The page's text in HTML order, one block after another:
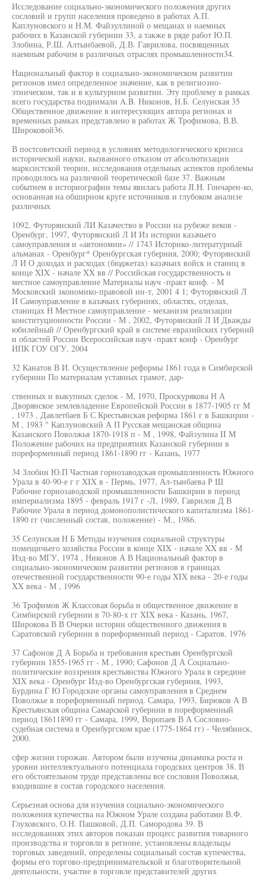
Исследование социально-экономического положения других
сословий и групп населения проведено в работах А.П.
Каплуновского и Н.М. Файзуллиной о мещанах и наемных
рабочих в Казанской губернии 33, а также в ряде работ Ю.П.
Злобина, Р.Ш. Алтынбаевой, Д.В. Гаврилова, посвященных
наемным рабочим в различных отраслях промышленности34.
Национальный фактор в социально-экономическом развитии
регионов имел определенное значение, как в религиозно-
этническом, так и в культурном развитии. Эту проблему в рамках
всего государства поднимали A.B. Никонов, Н.Б. Селунская 35
Общественное движение в интересующих автора регионах и
временных рамках представлено в работах Ж Трофимова, В.В.
Широковой36.
В постсоветский период в условиях методологического кризиса
исторической науки, вызванного отказом от абсолютизации
марксистской теории, исследования отдельных аспектов проблемы
проводилось на различной теоретической базе 37. Важным
событием в историографии темы явилась работа JI.H. Гончарен-ко,
основанная на обширном круге источников и глубоком анализе
различных
1092, Футорянский ЛИ Казачество в России на рубеже веков -
Оренбург, 1997, Футорянский Л И Из истории казачьего
самоуправления и «автономии» // 1743 Историко-литературный
альманах - Оренбург* Оренбургская губерния, 2000; Футорянский
Л И О доходах и расходах (бюджетах) казачьих войск и станиц в
конце XIX - начале XX вв // Российская государственность и
местное самоуправление Материалы науч -практ конф. - М
Московский зкономико-правовой ин-т, 2001 4 1; Футорянский Л
И Самоуправление в казачьих губерниях, областях, отделах,
станицах Н Местное самоуправление - механизм реализации
конституционности России - М , 2002, Футорянский Л И Дважды
юбилейный // Оренбургский край в системе евразийских губерний
и областей России Всероссийская науч -практ конф - Оренбург
ИПК ГОУ ОГУ, 2004
32 Канатов В И. Осуществление реформы 1861 года в Симбирской
губернии По материалам уставных грамот, дар-
ственных и выкупных сделок - М, 1970, Проскурякова Н А
Дворянское землевладение Европейской России в 1877-1905 гг М
, 1973 , Давлетбаев Б С Крестьянская реформа 1861 г в Башкирии -
М , 1983 " Каплуновский А П Русская мещанская община
Казанского Поволжья 1870-1918 п - М , 1998, Файзулина II М
Положение рабочих на предприятиях Казанской губернии в
пореформенный период 1861-1890 гг - Казань, 1977
34 Злобин Ю.П Частная горнозаводская промышленность Южного
Урала в 40-90-е г г XIX в - Пермь, 1977, Ал-тынбаева Р Ш
Рабочие горнозаводской промышленности Башкирии в период
империализма 1895 - февраль 1917 г -Л, 1989, Гаврилов Д В
Рабочие Урала в период домонополистического капитализма 1861-
1890 гг (численный состав, положение) - М., 1986.
35 Селунская Н Б Методы изучения социальной структуры
помещичьего хозяйства России в конце XIX - начале XX вв - М
Изд-во МГУ, 1974 , Никонов А В Национальный фактор в
социально-экономическом развитии регионов в границах
отечественной государственности 90-е годы XIX века - 20-е годы
XX века - М , 1996
36 Трофимов Ж Классовая борьба и общественное движение в
Симбирской губернии в 70-80-х гг XIX века - Казань, 1967,
Широкова В В Очерки истории общественного движения в
Саратовской губернии в пореформенный период - Саратов, 1976
37 Сафонов Д А Борьба и требования крестьян Оренбургской
губернии 1855-1965 гг - М , 1990; Сафонов Д А Социально-
политические воззрения крестьянства Южного Урала в середине
XIX века - Оренбург Изд-во Оренбургская губерния, 1993,
Бурдина Г Ю Городские органы самоуправления в Среднем
Поволжье в пореформенный период. Самара, 1993, Бирюков А В
Крестьянская община Самарской губернии в пореформенный
период 18611890 гг - Самара, 1999, Воропаев В А Сословно-
судебная система в Оренбургском крае (1775-1864 гг) - Челябинск,
2000.
сфер жизни горожан. Автором были изучены динамика роста и
уровни интеллектуального потенциала городских центров 38. В
его обстоятельном труде представлены все сословия Поволжья,
входившие в состав городского населения.
Серьезная основа для изучения социально-экономического
положения купечества на Южном Урале создана работами В.Ф.
Глуховского, О.Н. Пашковой, Д.П. Самородова 39. В
исследованиях этих авторов показан процесс развития товарного
производства и торговли в регионе, установлены владельцы
торговых заведений, определены социальный состав купечества,
формы его торгово-предпринимательской и благотворительной
деятельности, участие в торговле представителей других